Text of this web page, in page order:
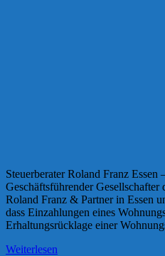
Steuerberater Roland Franz Essen
Geschäftsführender Gesellschafter
Roland Franz & Partner in Essen
dass Einzahlungen eines
Erhaltungsrücklage einer
Weiterlesen